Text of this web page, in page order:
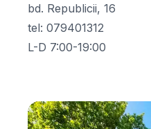
bd. Republicii, 16
tel: 079401312
L-D 7:00-19:00